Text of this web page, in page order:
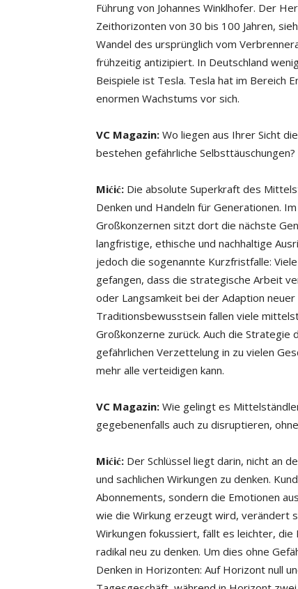
Führung von Johannes Winklhofer. Der
Zeithorizonten von 30 bis 100 Jahren,
Wandel des ursprünglich vom
frühzeitig antizipiert. In Deutschland
Beispiele ist Tesla. Tesla hat im Bereich
enormen Wachstums vor sich.
VC Magazin: Wo liegen aus Ihrer Sicht
bestehen gefährliche Selbsttäuschungen?
Mićić: Die absolute Superkraft des
Denken und Handeln für Generationen.
Großkonzernen sitzt dort die nächste
langfristige, ethische und nachhaltige
jedoch die sogenannte Kurzfristfalle:
gefangen, dass die strategische Arbeit
oder Langsamkeit bei der Adaption
Traditionsbewusstsein fallen viele
Großkonzerne zurück. Auch die
gefährlichen Verzettelung in zu vielen
mehr alle verteidigen kann.
VC Magazin: Wie gelingt es
gegebenenfalls auch zu disruptieren,
Mićić: Der Schlüssel liegt darin, nicht an
und sachlichen Wirkungen zu denken.
Abonnements, sondern die Emotionen
wie die Wirkung erzeugt wird, verändert
Wirkungen fokussiert, fällt es leichter,
radikal neu zu denken. Um dies ohne
Denken in Horizonten: Auf Horizont null